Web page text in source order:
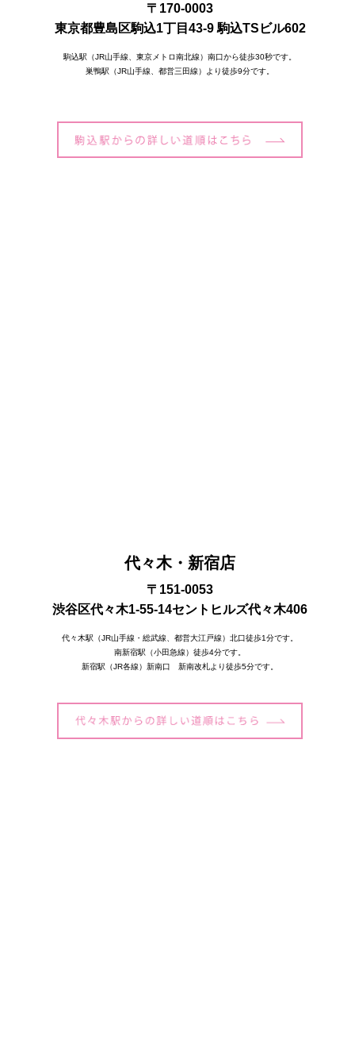
〒170-0003
東京都豊島区駒込1丁目43-9 駒込TSビル602
駒込駅（JR山手線、東京メトロ南北線）南口から徒歩30秒です。
巣鴨駅（JR山手線、都営三田線）より徒歩9分です。
代々木・新宿店
〒151-0053
渋谷区代々木1-55-14セントヒルズ代々木406
代々木駅（JR山手線・総武線、都営大江戸線）北口徒歩1分です。
南新宿駅（小田急線）徒歩4分です。
新宿駅（JR各線）新南口 新南改札より徒歩5分です。